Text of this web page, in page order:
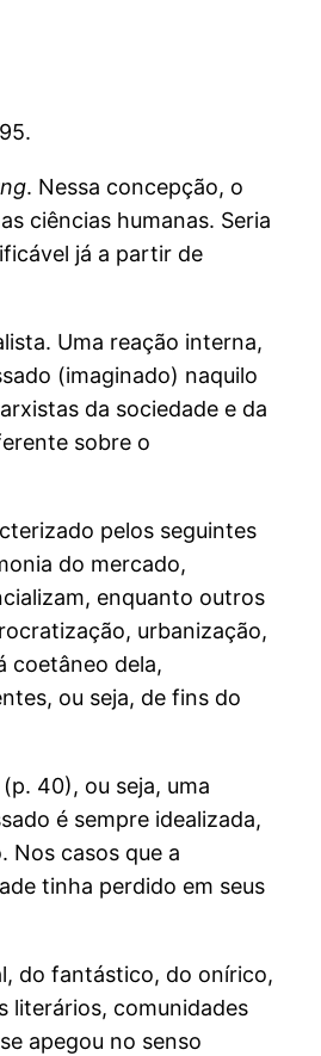
. Nessa concepção, o
ciências humanas. Seria
já a partir de
Uma reação interna,
(imaginado) naquilo
da sociedade e da
sobre o
pelos seguintes
do mercado,
enquanto outros
urbanização,
coetâneo dela,
ou seja, de fins do
40), ou seja, uma
é sempre idealizada,
Nos casos que a
tinha perdido em seus
do fantástico, do onírico,
literários, comunidades
apegou no senso